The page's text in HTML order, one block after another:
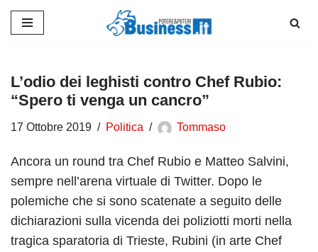
contenuto
L’odio dei leghisti contro Chef Rubio:
“Spero ti venga un cancro”
17 Ottobre 2019 Politica Tommaso
Ancora un round tra Chef Rubio e Matteo Salvini,
sempre nell’arena virtuale di Twitter. Dopo le
polemiche che si sono scatenate a seguito delle
dichiarazioni sulla vicenda dei poliziotti morti nella
tragica sparatoria di Trieste, Rubini (in arte Chef